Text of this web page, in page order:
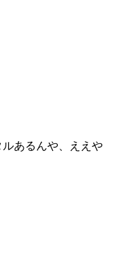
あるんや、ええや